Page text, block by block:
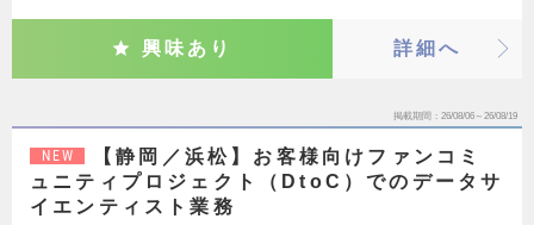
興味あり 詳細へ
掲載期間 26/08/06～26/08/19
NEW
【静岡／浜松】お客様向けファンコミ
ュニティプロジェクト（DtoC）でのデータサ
イエンティスト業務